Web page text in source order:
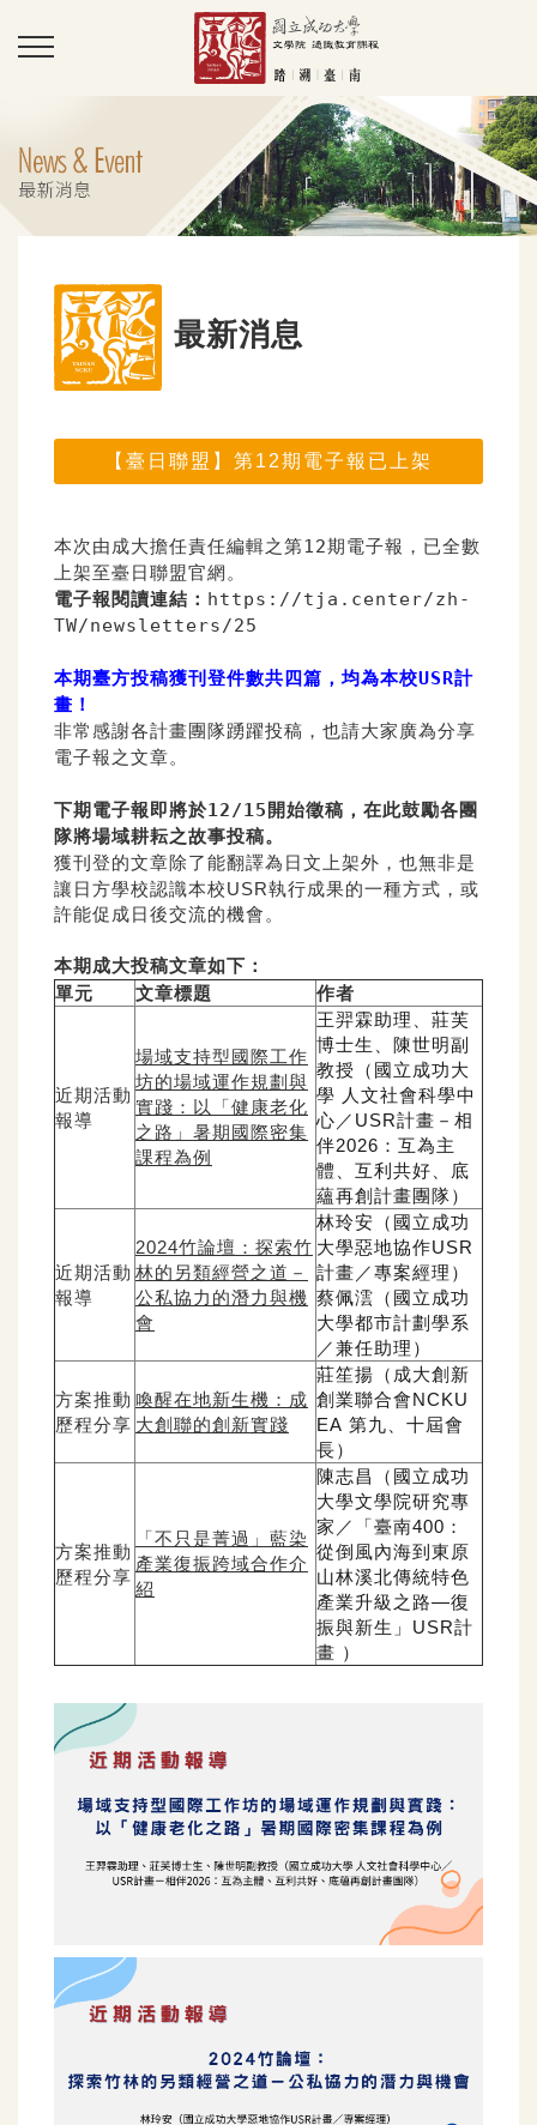
最新消息
【臺日聯盟】第12期電子報已上架
本次由成大擔任責任編輯之第12期電子報， 已全數
上架至臺日聯盟官網。
電子報閱讀連結： https://tja.center/zh-
TW/newsletters/25
本期臺方投稿獲刊登件數共四篇，均為本校USR計
畫！
非常感謝各計畫團隊踴躍投稿，也請大家廣為分享
電子報之文章。
下期電子報即將於12/15開始徵稿， 在此鼓勵各團
隊將場域耕耘之故事投稿。
獲刊登的文章除了能翻譯為日文上架外，也無非是
讓日方學校認識本校USR執行成果的一種方式，或
許能促成日後交流的機會。
本期成大投稿文章如下：
單元 文章標題 作者
近期活動
報導
場域支持型國際工作
坊的場域運作規劃與
實踐：以「健康老化
之路」 暑期國際密集
課程為例
王羿霖助理、莊芙
博士生、陳世明副
教授（國立成功大
學 人文社會科學中
心／ USR計畫－相
伴2026 ：互為主
體、 互利共好、底
蘊再創 計畫團隊）
近期活動
報導
2024竹論壇：探索竹
林的另類經營之道－
公私協力的潛力與機
會
林玲安（國立成功
大學惡地協作USR
計畫／專案經理）
蔡佩澐（國立成功
大學都市計劃學系
／兼任助理）
方案推動
歷程分享
喚醒在地新生機：成
大創聯的創新實踐
莊笙揚（成大創新
創業聯合會NCKU
EA 第九、十屆會
長）
方案推動
歷程分享
「不只是菁過」藍染
產業復振跨域合作介
紹
陳志昌（國立成功
大學文學院研究專
家／「臺南400 ：
從倒風內海到東原
山林溪北傳統特色
產業升級之路—復
振與新生」 USR計
畫 ）